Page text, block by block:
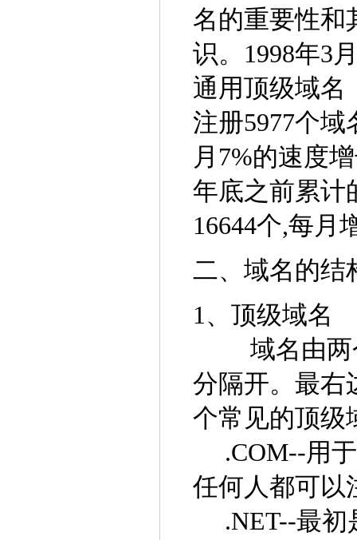
名的重要性和
识。1998年3
通用顶级域名
注册5977个
月7%的速度
年底之前累计
16644个,每月
二、域名的结
1、顶级域名
域名由两个
分隔开。最右
个常见的顶级
.COM--用于
任何人都可以
.NET--最初